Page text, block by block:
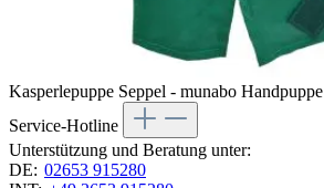
Kasperlepuppe Seppel - munabo Handpuppe
Service-Hotline
Unterstützung und Beratung unter:
DE: 02653 915280